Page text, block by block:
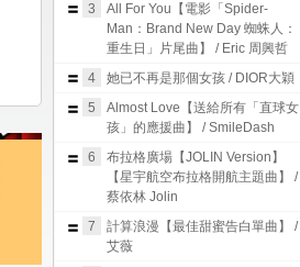
音你成名 第九輯
音你成名 第十輯
3
All For You【電影「Spider-
Man：Brand New Day 蜘蛛人：
重生日」片尾曲】 / Eric 周興哲
4
她已不再是那個女孩 / DIOR大穎
5
Almost Love【送給所有「直球女
孩」的應援曲】 / SmileDash
6
布拉格廣場【JOLIN Version】
【星宇航空布拉格開航主題曲】 /
蔡依林 Jolin
7
計算浪漫【最佳甜蜜告白單曲】 /
艾薇